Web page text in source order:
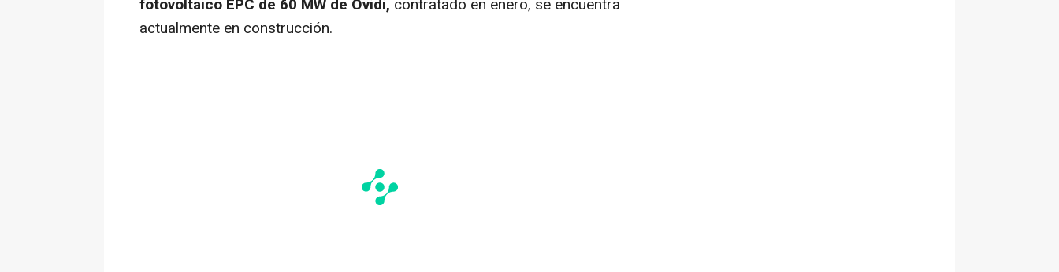
fotovoltaico EPC de 60 MW de Ovidi, contratado en enero, se encuentra
actualmente en construcción.